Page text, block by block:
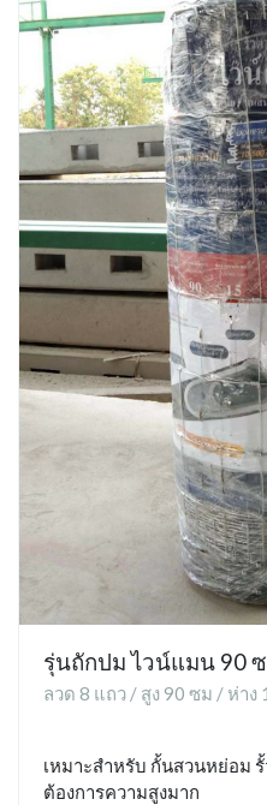
รุ่นถักปม ไวน์แมน 90
ลวด 8 แถว / สูง 90 ซม / ห่าง
เหมาะสำหรับ กั้นสวนหย่อม
ต้องการความสูงมาก